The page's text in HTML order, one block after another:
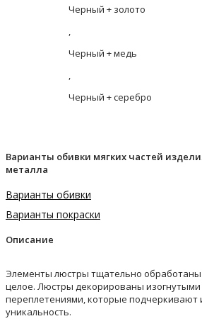
Черный + золото
,
Черный + медь
,
Черный + серебро
Варианты обивки мягких частей
металла
Варианты обивки
Варианты покраски
Описание
Элементы люстры тщательно
целое. Люстры декорированы
переплетениями, которые подчеркивают
уникальность.